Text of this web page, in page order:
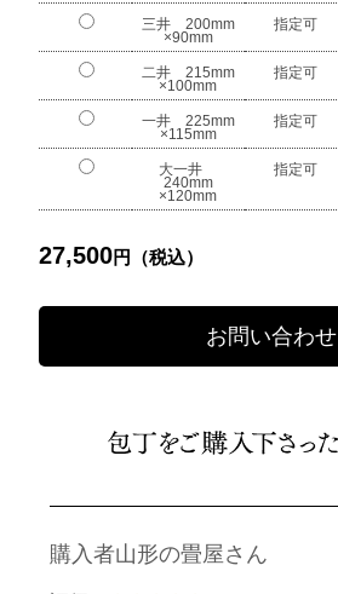
三井 200mm
×90mm
指定可
二井 215mm
×100mm
指定可
一井 225mm
×115mm
指定可
大一井
240mm
×120mm
指定可
27,500円（税込）
お問い合わせ
購入者山形の畳屋さん